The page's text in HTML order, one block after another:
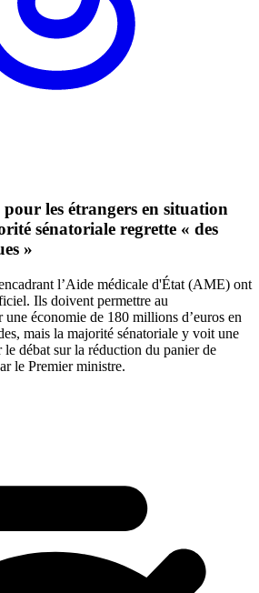
les étrangers en situation
sénatoriale regrette « des
»
l’Aide médicale d'État (AME) ont
Ils doivent permettre au
une économie de 180 millions d’euros en
mais la majorité sénatoriale y voit une
débat sur la réduction du panier de
le Premier ministre.